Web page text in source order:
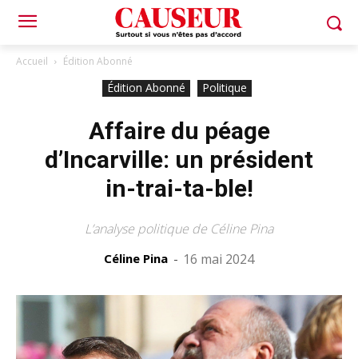
Accueil Édition Abonné
Édition Abonné Politique
Affaire du péage
d’Incarville: un président
in-trai-ta-ble!
L’analyse politique de Céline Pina
Céline Pina - 16 mai 2024